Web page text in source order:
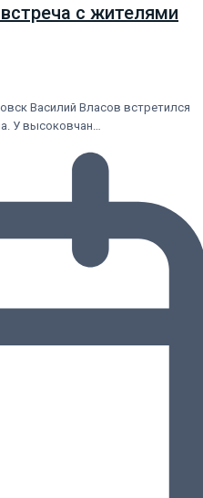
с жителями
Василий Власов встретился
У высоковчан…